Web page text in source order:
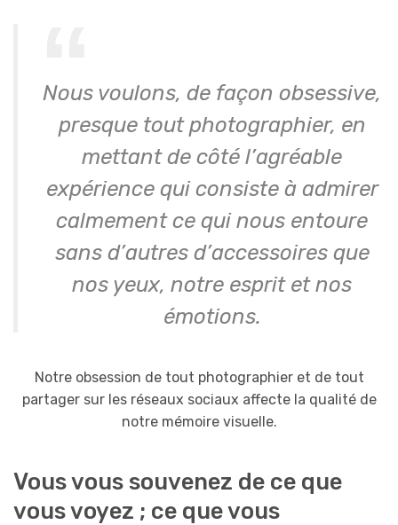
Nous voulons, de façon obsessive,
presque tout photographier, en
mettant de côté l’agréable
expérience qui consiste à admirer
calmement ce qui nous entoure
sans d’autres d’accessoires que
nos yeux, notre esprit et nos
émotions.
Notre obsession de tout photographier et de tout
partager sur les réseaux sociaux affecte la qualité de
notre mémoire visuelle.
Vous vous souvenez de ce que
vous voyez ; ce que vous